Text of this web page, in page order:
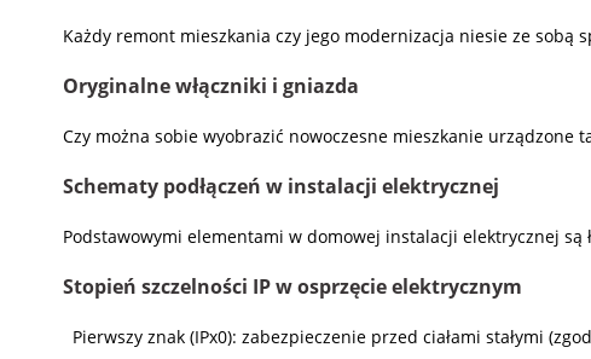
Każdy remont mieszkania czy jego modernizacja niesie ze sobą
Oryginalne włączniki i gniazda
Czy można sobie wyobrazić nowoczesne mieszkanie urządzone
Schematy podłączeń w instalacji elektrycznej
Podstawowymi elementami w domowej instalacji elektrycznej są
Stopień szczelności IP w osprzęcie elektrycznym
Pierwszy znak (IPx0): zabezpieczenie przed ciałami stałymi